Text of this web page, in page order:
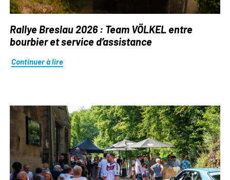
Rallye Breslau 2026 : Team VÖLKEL entre
bourbier et service d’assistance
Continuer à lire